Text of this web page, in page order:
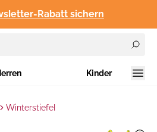
Rabatt sichern
Kinder
Winterstiefel